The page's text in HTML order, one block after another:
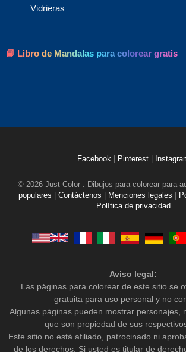
Vidrieras
📘 Libro de Mandalas para colorear gratis
Facebook Pinterest
© 2026 Just Color : Dibujos para colorear para
populares
Contáctenos Menciones legales
Política de privacidad
Aviso legal:
Las páginas para colorear de este sitio se
gratuita para uso personal y no
Algunas páginas pueden mostrar personajes,
que son propiedad de sus
Este sitio no está afiliado, patrocinado ni
de los derechos. Si usted es titular de